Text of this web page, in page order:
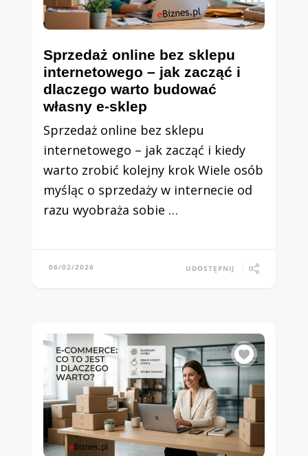
Sprzedaż online bez sklepu
internetowego – jak zacząć i
dlaczego warto budować
własny e-sklep
Sprzedaż online bez sklepu
internetowego – jak zacząć i kiedy
warto zrobić kolejny krok Wiele osób
myśląc o sprzedaży w internecie od
razu wyobraża sobie …
06/02/2026 UDOSTĘPNIJ